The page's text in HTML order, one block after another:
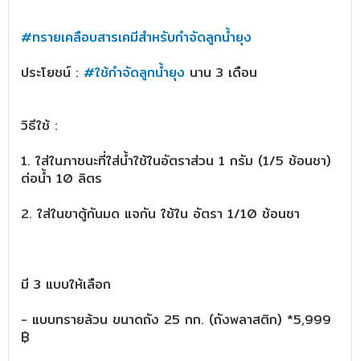
#ทรายเคลือบสารเคมีสำหรับกำจัดลูกน้ำยุง
ประโยชน์ : #ใช้กำจัดลูกน้ำยุง นาน 3 เดือน
วิธีใช้ :
1. ใส่ในภาชนะที่ใส่น้ำใช้ในอัตราส่วน 1 กรัม (1/5 ช้อนชา)
ต่อน้ำ 10 ลิตร
2. ใส่ในขาตู้กันมด แจกัน ใช้ใน อัตรา 1/10 ช้อนชา
มี 3 แบบให้เลือก
- แบบทรายล้วน ขนาดถัง 25 กก. (ถังพลาสติก) *5,999
฿